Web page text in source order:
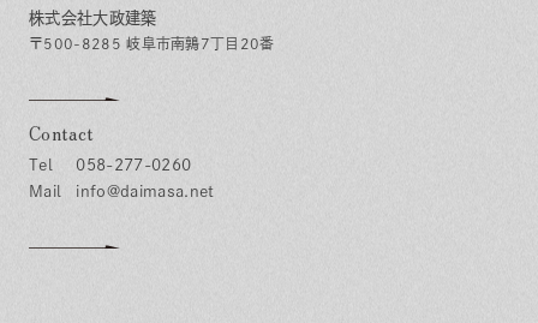
株式会社大政建築
〒500-8285 岐阜市南鶉7丁目20番
Contact
058-277-0260
info@daimasa.net